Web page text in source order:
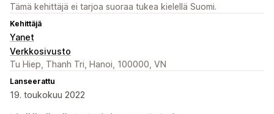
Tämä kehittäjä ei tarjoa suoraa tukea kielellä Suomi.
Kehittäjä
Yanet
Verkkosivusto
Tu Hiep, Thanh Tri, Hanoi, 100000, VN
Lanseerattu
19. toukokuu 2022